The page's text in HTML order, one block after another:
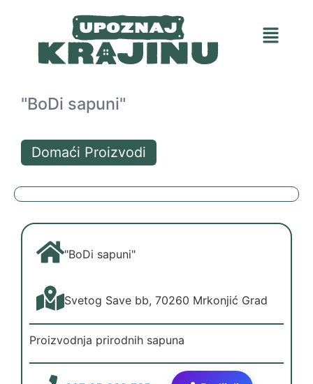
"BoDi sapuni"
Domaći Proizvodi
"BoDi sapuni"
Svetog Save bb, 70260 Mrkonjić Grad
Proizvodnja prirodnih sapuna